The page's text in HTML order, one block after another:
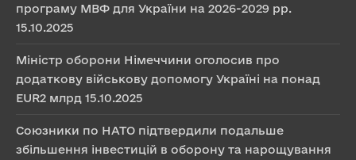
програму МВФ для України на 2026-2029 рр.
15.10.2025
Міністр оборони Німеччини оголосив про
додаткову військову допомогу Україні на понад
EUR2 млрд 15.10.2025
Союзники по НАТО підтвердили подальше
збільшення інвестицій в оборону та нарощування